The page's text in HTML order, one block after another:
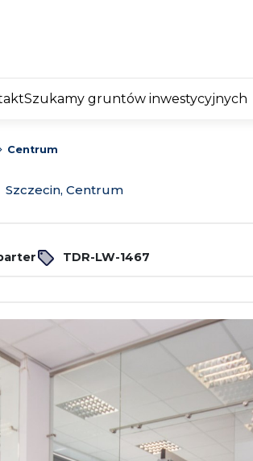
Szukamy gruntów inwestycyjnych
Centrum
Szczecin, Centrum
TDR-LW-1467